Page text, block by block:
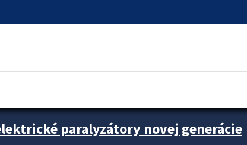
paralyzátory novej generácie